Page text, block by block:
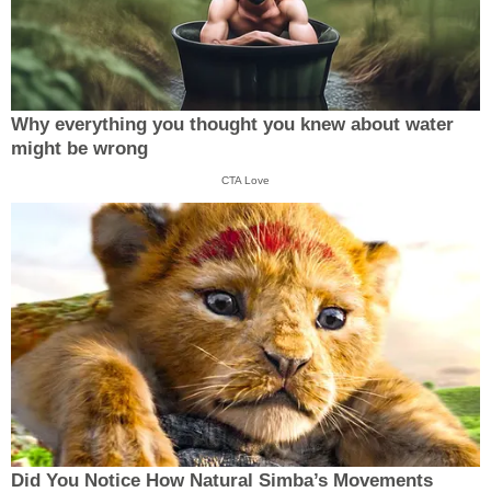
Why everything you thought you knew about water
might be wrong
CTA Love
Did You Notice How Natural Simba’s Movements